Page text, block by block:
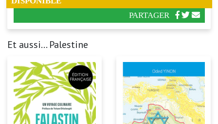
PARTAGER
Et aussi... Palestine